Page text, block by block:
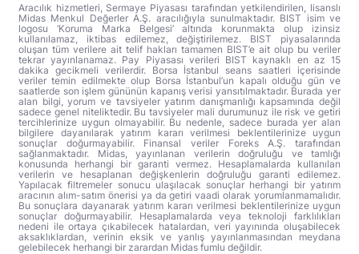
Aracılık hizmetleri, Sermaye Piyasası tarafından yetkilendirilen, lisanslı
Midas Menkul Değerler A.Ş. aracılığıyla sunulmaktadır. BIST isim ve
logosu ‘Koruma Marka Belgesi’ altında korunmakta olup izinsiz
kullanılamaz, iktibas edilemez, değiştirilemez. BIST piyasalarında
oluşan tüm verilere ait telif hakları tamamen BIST’e ait olup bu veriler
tekrar yayınlanamaz. Pay Piyasası verileri BIST kaynaklı en az 15
dakika gecikmeli verilerdir. Borsa İstanbul seans saatleri içerisinde
veriler temin edilmekte olup Borsa İstanbul’un kapalı olduğu gün ve
saatlerde son işlem gününün kapanış verisi yansıtılmaktadır. Burada yer
alan bilgi, yorum ve tavsiyeler yatırım danışmanlığı kapsamında değil
sadece genel niteliktedir. Bu tavsiyeler mali durumunuz ile risk ve getiri
tercihlerinize uygun olmayabilir. Bu nedenle, sadece burada yer alan
bilgilere dayanılarak yatırım kararı verilmesi beklentilerinize uygun
sonuçlar doğurmayabilir. Finansal veriler Foreks A.Ş. tarafından
sağlanmaktadır. Midas, yayınlanan verilerin doğruluğu ve tamlığı
konusunda herhangi bir garanti vermez. Hesaplamalarda kullanılan
verilerin ve hesaplanan değişkenlerin doğruluğu garanti edilemez.
Yapılacak filtremeler sonucu ulaşılacak sonuçlar herhangi bir yatırım
aracının alım-satım önerisi ya da getiri vaadi olarak yorumlanmamalıdır.
Bu sonuçlara dayanarak yatırım kararı verilmesi beklentilerinize uygun
sonuçlar doğurmayabilir. Hesaplamalarda veya teknoloji farklılıkları
nedeni ile ortaya çıkabilecek hatalardan, veri yayınında oluşabilecek
aksaklıklardan, verinin eksik ve yanlış yayınlanmasından meydana
gelebilecek herhangi bir zarardan Midas fumlu değildir.